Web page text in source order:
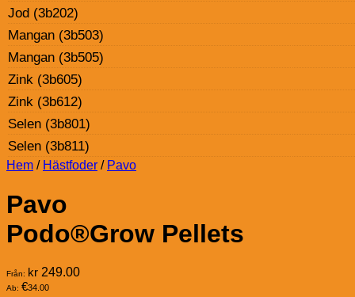
Jod (3b202)
Mangan (3b503)
Mangan (3b505)
Zink (3b605)
Zink (3b612)
Selen (3b801)
Selen (3b811)
Hem / Hästfoder / Pavo
Pavo
Podo®Grow Pellets
Från: kr 249.00
Ab: €34.00